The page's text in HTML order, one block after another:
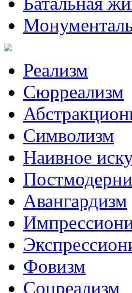
Реализм
Сюрреализм
Символизм
Наивное
Авангардизм
Фовизм
Соцреализм